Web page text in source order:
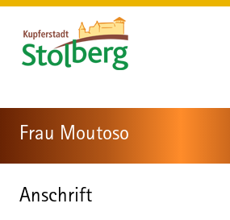
Zum Hauptinhalt springen
Zum Header
Zum Hauptinhalt
Zum Footer
Frau Moutoso
Anschrift